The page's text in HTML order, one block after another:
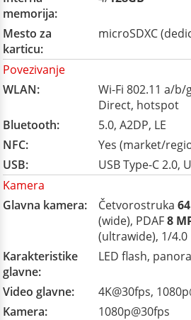
memorija:
Mesto za
karticu:
microSDXC
Povezivanje
WLAN:
Wi-Fi 802.11 a/
Direct, hotspot
Bluetooth:
5.0, A2DP, LE
NFC:
Yes (market/
USB:
USB Type-C 2.0,
Kamera
Glavna kamera:
Četvorostruka
(wide), PDAF8
(ultrawide), 1/4.0
Karakteristike
glavne:
LED flash,
Video glavne:
4K@30fps,
Kamera:
1080p@30fps